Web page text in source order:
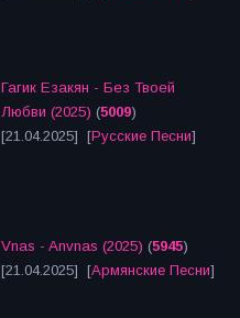
Гагик Езакян - Без Твоей
Любви (2025) (5009)
[21.04.2025] [Русские Песни]
Vnas - Anvnas (2025) (5945)
[21.04.2025] [Армянские Песни]